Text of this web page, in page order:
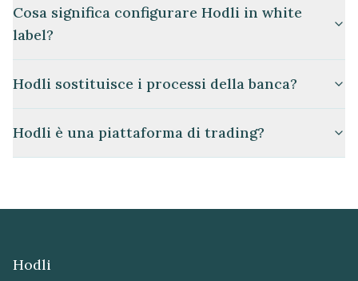
Cosa significa configurare Hodli in white
label?
Hodli sostituisce i processi della banca?
Hodli è una piattaforma di trading?
Hodli